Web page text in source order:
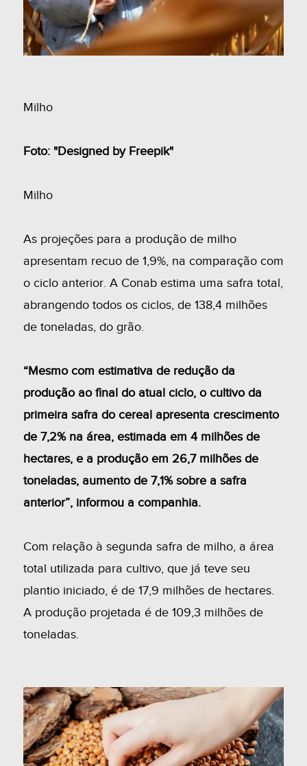
Milho
Foto: "Designed by Freepik"
Milho
As projeções para a produção de milho
apresentam recuo de 1,9%, na comparação com
o ciclo anterior. A Conab estima uma safra total,
abrangendo todos os ciclos, de 138,4 milhões
de toneladas, do grão.
“Mesmo com estimativa de redução da
produção ao final do atual ciclo, o cultivo da
primeira safra do cereal apresenta crescimento
de 7,2% na área, estimada em 4 milhões de
hectares, e a produção em 26,7 milhões de
toneladas, aumento de 7,1% sobre a safra
anterior”, informou a companhia.
Com relação à segunda safra de milho, a área
total utilizada para cultivo, que já teve seu
plantio iniciado, é de 17,9 milhões de hectares.
A produção projetada é de 109,3 milhões de
toneladas.